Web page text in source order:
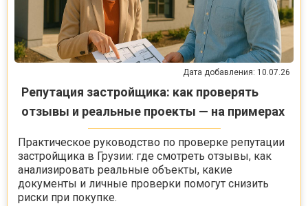
Дата добавления: 10.07.26
Репутация застройщика: как проверять
отзывы и реальные проекты — на примерах
Практическое руководство по проверке репутации
застройщика в Грузии: где смотреть отзывы, как
анализировать реальные объекты, какие
документы и личные проверки помогут снизить
риски при покупке.